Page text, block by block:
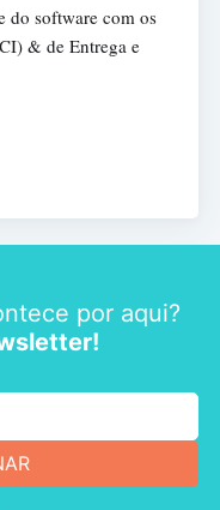
do software com os
& de Entrega e
por aqui?